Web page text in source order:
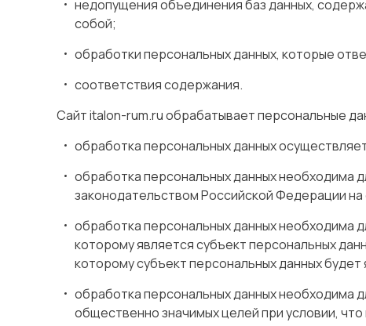
недопущения объединения баз данных,
собой;
обработки персональных данных, которые
соответствия содержания.
Сайт italon-rum.ru обрабатывает персональные
обработка персональных данных
обработка персональных данных необходима
законодательством Российской Федерации
обработка персональных данных необходима
которому является субъект персональных
которому субъект персональных данных
обработка персональных данных необходима
общественно значимых целей при условии,